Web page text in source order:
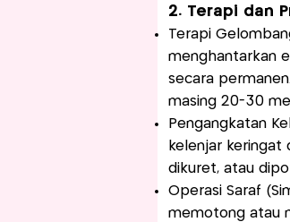
2. Terapi dan
Terapi
menghantarkan
secara
masing 20-30
Pengangkatan
kelenjar keringat
dikuret, atau
Operasi Saraf
memotong atau